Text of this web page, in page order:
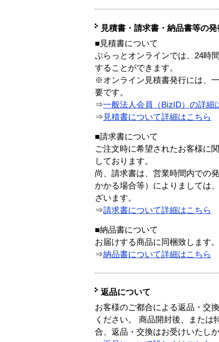
見積書・請求書・納品書等の
■見積書について
ぷらっとオンラインでは、24時
することができます。
※オンライン見積書発行には、
要です。
⇒一般法人会員（BizID）の詳細
⇒ 見積書について詳細はこちら
■請求書について
ご注文時に希望されたお客様に
しております。
尚、請求書は、営業時間内での
かかる場合等）によりましては
ざいます。
⇒請求書について詳細はこちら
■納品書について
お届けする商品に同梱致します。
⇒納品書について詳細はこちら
返品について
お客様のご都合による返品・交
ください。 商品開封後、または
合、返品・交換はお受けいたし